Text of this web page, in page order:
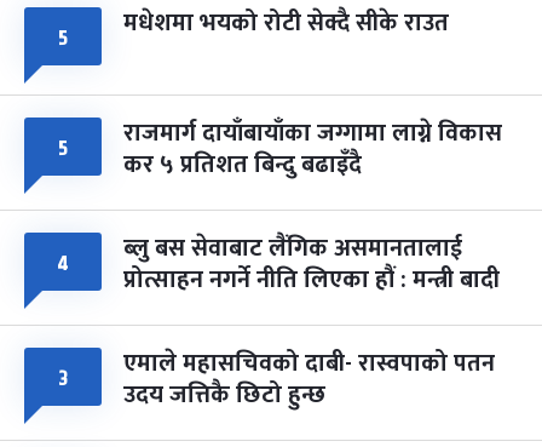
५ मधेशमा भयको रोटी सेक्दै सीके राउत
५ राजमार्ग दायाँबायाँका जग्गामा लाग्ने विकास
कर ५ प्रतिशत बिन्दु बढाइँदै
४ ब्लु बस सेवाबाट लैंगिक असमानतालाई
प्रोत्साहन नगर्ने नीति लिएका हौं : मन्त्री बादी
३ एमाले महासचिवको दाबी- रास्वपाको पतन
उदय जत्तिकै छिटो हुन्छ